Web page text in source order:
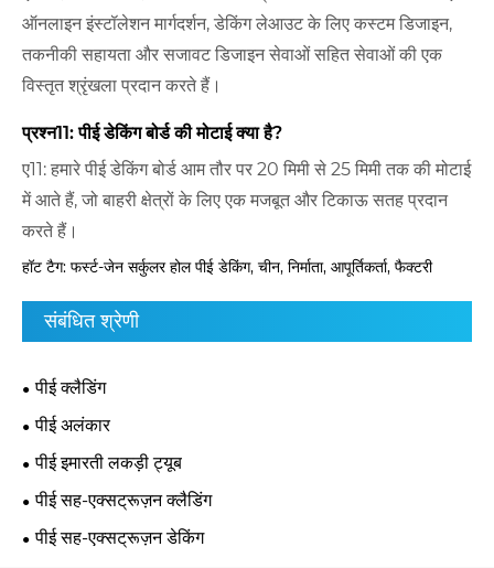
ऑनलाइन इंस्टॉलेशन मार्गदर्शन, डेकिंग लेआउट के लिए कस्टम डिजाइन,
तकनीकी सहायता और सजावट डिजाइन सेवाओं सहित सेवाओं की एक
विस्तृत श्रृंखला प्रदान करते हैं।
प्रश्न11: पीई डेकिंग बोर्ड की मोटाई क्या है?
ए11: हमारे पीई डेकिंग बोर्ड आम तौर पर 20 मिमी से 25 मिमी तक की मोटाई
में आते हैं, जो बाहरी क्षेत्रों के लिए एक मजबूत और टिकाऊ सतह प्रदान
करते हैं।
हॉट टैग: फर्स्ट-जेन सर्कुलर होल पीई डेकिंग, चीन, निर्माता, आपूर्तिकर्ता, फैक्टरी
संबंधित श्रेणी
पीई क्लैडिंग
पीई अलंकार
पीई इमारती लकड़ी ट्यूब
पीई सह-एक्सट्रूज़न क्लैडिंग
पीई सह-एक्सट्रूज़न डेकिंग